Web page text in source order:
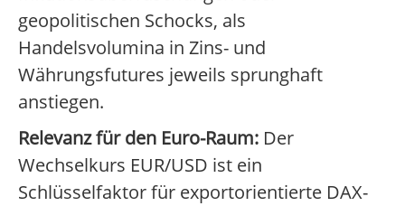
geopolitischen Schocks, als
Handelsvolumina in Zins- und
Währungsfutures jeweils sprunghaft
anstiegen.
Relevanz für den Euro-Raum: Der
Wechselkurs EUR/USD ist ein
Schlüsselfaktor für exportorientierte DAX-